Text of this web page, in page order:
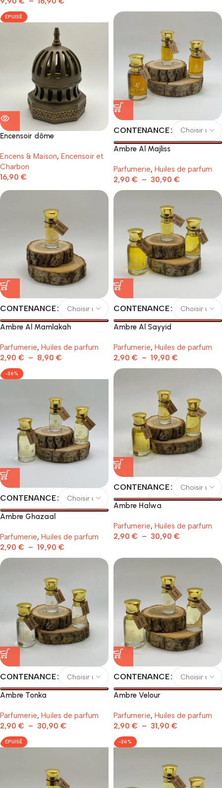
EPUISÉ
Encensoir dôme
Encens & Maison, Encensoir et
Charbon
16,90 €
CONTENANCE
Ambre Al Majliss
Parfumerie, Huiles de parfum
2,90 € – 30,90 €
CONTENANCE
Ambre Al Mamlakah
Parfumerie, Huiles de parfum
2,90 € – 8,90 €
CONTENANCE
Ambre Al Sayyid
Parfumerie, Huiles de parfum
2,90 € – 19,90 €
-36%
CONTENANCE
Ambre Ghazaal
Parfumerie, Huiles de parfum
2,90 € – 19,90 €
CONTENANCE
Ambre Halwa
Parfumerie, Huiles de parfum
2,90 € – 30,90 €
CONTENANCE
Ambre Tonka
Parfumerie, Huiles de parfum
2,90 € – 30,90 €
CONTENANCE
Ambre Velour
Parfumerie, Huiles de parfum
2,90 € – 31,90 €
EPUISÉ -36%